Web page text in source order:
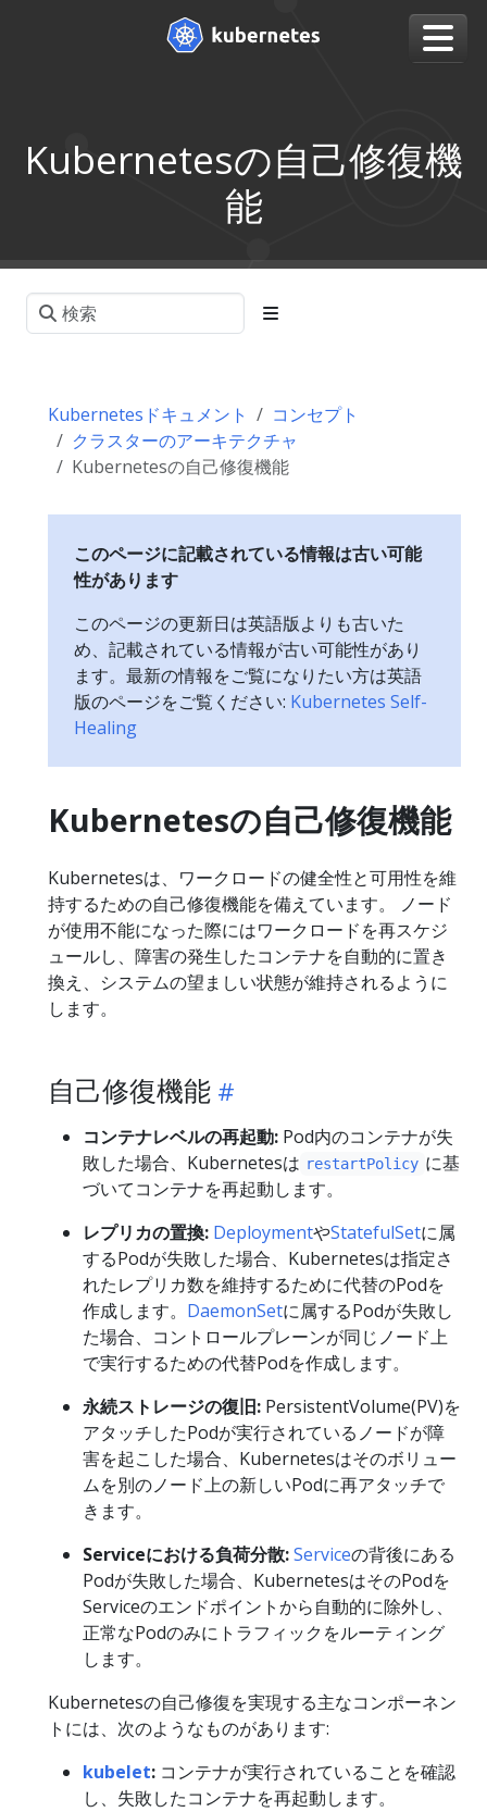
Kubernetesの自己修復機
能
Kubernetesドキュメント
コンセプト
クラスターのアーキテクチャ
Kubernetesの自己修復機能
このページに記載されている情報は古い可能
性があります
このページの更新日は英語版よりも古いた
め、記載されている情報が古い可能性があり
ます。最新の情報をご覧になりたい方は英語
版のページをご覧ください: Kubernetes Self-
Healing
Kubernetesの自己修復機能
Kubernetesは、ワークロードの健全性と可用性を維
持するための自己修復機能を備えています。 ノード
が使用不能になった際にはワークロードを再スケジ
ュールし、障害の発生したコンテナを自動的に置き
換え、システムの望ましい状態が維持されるように
します。
自己修復機能
コンテナレベルの再起動: Pod内のコンテナが失
敗した場合、Kubernetesは restartPolicy に基
づいてコンテナを再起動します。
レプリカの置換: DeploymentやStatefulSetに属
するPodが失敗した場合、Kubernetesは指定さ
れたレプリカ数を維持するために代替のPodを
作成します。 DaemonSetに属するPodが失敗し
た場合、コントロールプレーンが同じノード上
で実行するための代替Podを作成します。
永続ストレージの復旧: PersistentVolume(PV)を
アタッチしたPodが実行されているノードが障
害を起こした場合、Kubernetesはそのボリュー
ムを別のノード上の新しいPodに再アタッチで
きます。
Serviceにおける負荷分散:Serviceの背後にある
Podが失敗した場合、KubernetesはそのPodを
Serviceのエンドポイントから自動的に除外し、
正常なPodのみにトラフィックをルーティング
します。
Kubernetesの自己修復を実現する主なコンポーネン
トには、次のようなものがあります:
kubelet: コンテナが実行されていることを確認
し、失敗したコンテナを再起動します。